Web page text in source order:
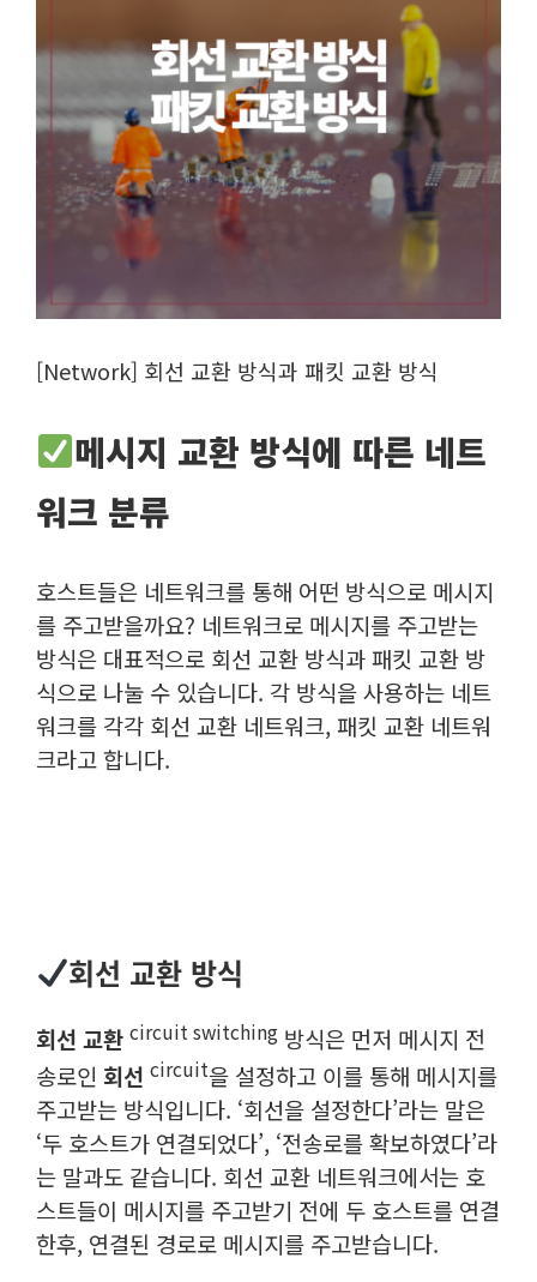
[Network] 회선 교환 방식과 패킷 교환 방식
메시지 교환 방식에 따른 네트
워크 분류
호스트들은 네트워크를 통해 어떤 방식으로 메시지
를 주고받을까요? 네트워크로 메시지를 주고받는
방식은 대표적으로 회선 교환 방식과 패킷 교환 방
식으로 나눌 수 있습니다. 각 방식을 사용하는 네트
워크를 각각 회선 교환 네트워크, 패킷 교환 네트워
크라고 합니다.
회선 교환 방식
회선 교환 circuit switching 방식은 먼저 메시지 전
송로인 회선 circuit을 설정하고 이를 통해 메시지를
주고받는 방식입니다. ‘회선을 설정한다’라는 말은
‘두 호스트가 연결되었다’, ‘전송로를 확보하였다’라
는 말과도 같습니다. 회선 교환 네트워크에서는 호
스트들이 메시지를 주고받기 전에 두 호스트를 연결
한후, 연결된 경로로 메시지를 주고받습니다.